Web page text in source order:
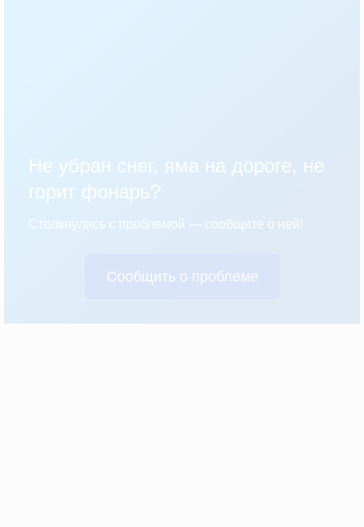
Не убран снег, яма на дороге, не
горит фонарь?
Столкнулись с проблемой — сообщите о ней!
Сообщить о проблеме